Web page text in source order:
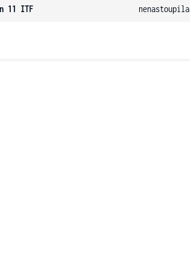
11 ITF nenastoupila